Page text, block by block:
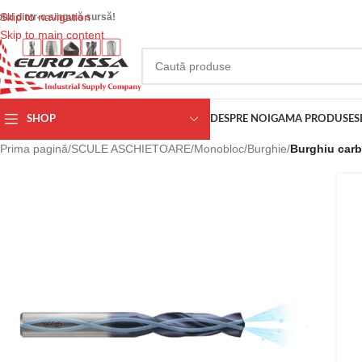
Skip to navigation
Skip to main content
dintr-o singură sursă!
SHOP DESPRE NOI GAMA PRODUSE
Prima pagină/SCULE ASCHIETOARE/Monobloc/Burghie/Burghiu